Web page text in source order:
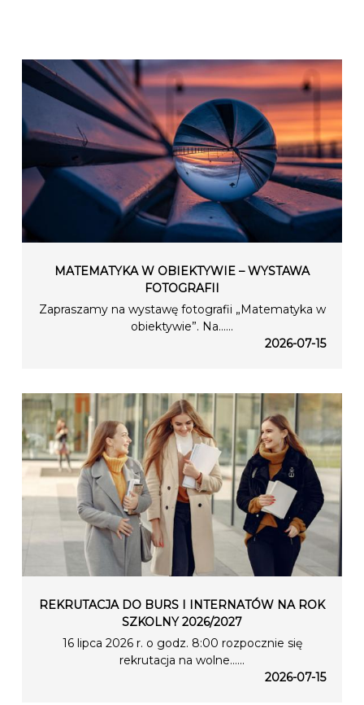
MATEMATYKA W OBIEKTYWIE – WYSTAWA
FOTOGRAFII
Zapraszamy na wystawę fotografii „Matematyka w
obiektywie”. Na…...
2026-07-15
REKRUTACJA DO BURS I INTERNATÓW NA ROK
SZKOLNY 2026/2027
16 lipca 2026 r. o godz. 8:00 rozpocznie się
rekrutacja na wolne…...
2026-07-15